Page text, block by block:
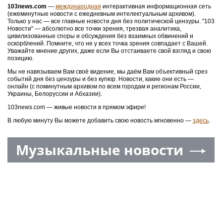
103news.com — международная интерактивная информационная сеть
(ежеминутные новости с ежедневным интелектуальным архивом).
Только у нас — все главные новости дня без политической цензуры. "103
Новости" — абсолютно все точки зрения, трезвая аналитика,
цивилизованные споры и обсуждения без взаимных обвинений и
оскорблений. Помните, что не у всех точка зрения совпадает с Вашей.
Уважайте мнение других, даже если Вы отстаиваете свой взгляд и свою
позицию.
Мы не навязываем Вам своё видение, мы даём Вам объективный срез
событий дня без цензуры и без купюр. Новости, какие они есть —
онлайн (с поминутным архивом по всем городам и регионам России,
Украины, Белоруссии и Абхазии).
103news.com — живые новости в прямом эфире!
В любую минуту Вы можете добавить свою новость мгновенно — здесь.
Музыкальные новости